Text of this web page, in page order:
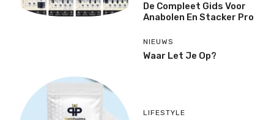
De Compleet Gids Voor
Anabolen En Stacker Pro
NIEUWS
Waar Let Je Op?
LIFESTYLE